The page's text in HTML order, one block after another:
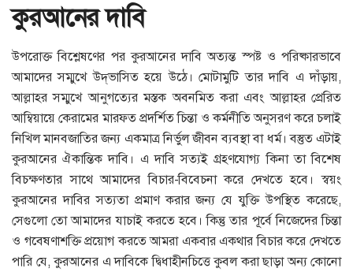
কুরআনের দাবি
উপরোক্ত বিশ্লেষণের পর কুরআনের দাবি অত্যন্ত স্পষ্ট ও পরিষ্কারভাবে
আমাদের সম্মুখে উদ্‌ভাসিত হয়ে উঠে। মোটামুটি তার দাবি এ দাঁড়ায়,
আল্লাহর সম্মুখে আনুগত্যের মস্তক অবনমিত করা এবং আল্লাহর প্রেরিত
আম্বিয়ায়ে কেরামের মারফত প্রদর্শিত চিন্তা ও কর্মনীতি অনুসরণ করে চলাই
নিখিল মানবজাতির জন্য একমাত্র নির্ভুল জীবন ব্যবস্থা বা ধর্ম। বস্তুত এটাই
কুরআনের ঐকান্তিক দাবি। এ দাবি সত্যই গ্রহণযোগ্য কিনা তা বিশেষ
বিচক্ষণতার সাথে আমাদের বিচার-বিবেচনা করে দেখতে হবে। স্বয়ং
কুরআনের দাবির সত্যতা প্রমাণ করার জন্য যে যুক্তি উপস্থিত করেছে,
সেগুলো তো আমাদের যাচাই করতে হবে। কিন্তু তার পূর্বে নিজেদের চিন্তা
ও গবেষণাশক্তি প্রয়োগ করতে আমরা একবার একথার বিচার করে দেখতে
পারি যে, কুরআনের এ দাবিকে দ্বিধাহীনচিত্তে কুবল করা ছাড়া অন্য কোনো